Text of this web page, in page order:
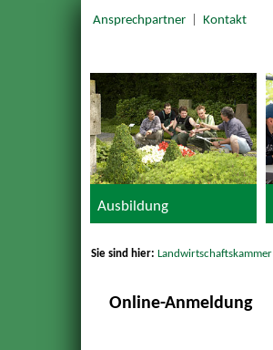
Ansprechpartner| Kontakt
Ausbildung
Sie sind hier:Landwirtschaftskammer
Online-Anmeldung